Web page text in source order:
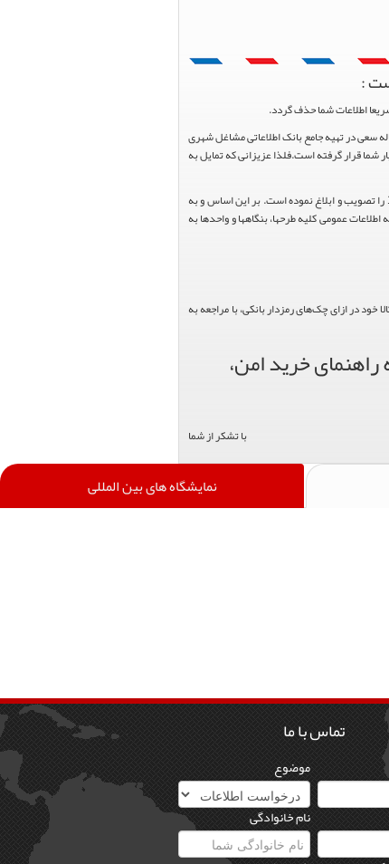
:
اطلاعات شما حذف گردد.
در جهت رشد فرهنگ بازاریابی و کمک به جامعه بازاریابی و اقتصاد کشور عزیزمان این وب سایت را راه اندازی نموده و با تلاش و کوشش 4 ساله سعی در تهیه جامع بانک اطلاعاتی مشاغل شهری
قرار گرفته است.فلذا عزیزانی که تمایل به
هیئت محترم دولت طی مصوبه شماره 99517/ت49016 ه مورخ 01/09/1393، آیین نامه اجرایی قانون انتشار و دسترسی آزاد به اطلاعات مصوب سال 1388 را تصویب و ابلاغ نموده است. بر این اساس و به
طرح و برنامه وزارت متبوع مبنی بر اینکه اطلاعات عمومی کلیه طرحها، بنگاهها و واحدها به
در ازای چک‌های رمزدار بانکی، با مراجعه به
خرید امن،
با تشکر از شما
نمایشگاه های بین المللی
تماس با ما
موضوع
نام خانوادگی